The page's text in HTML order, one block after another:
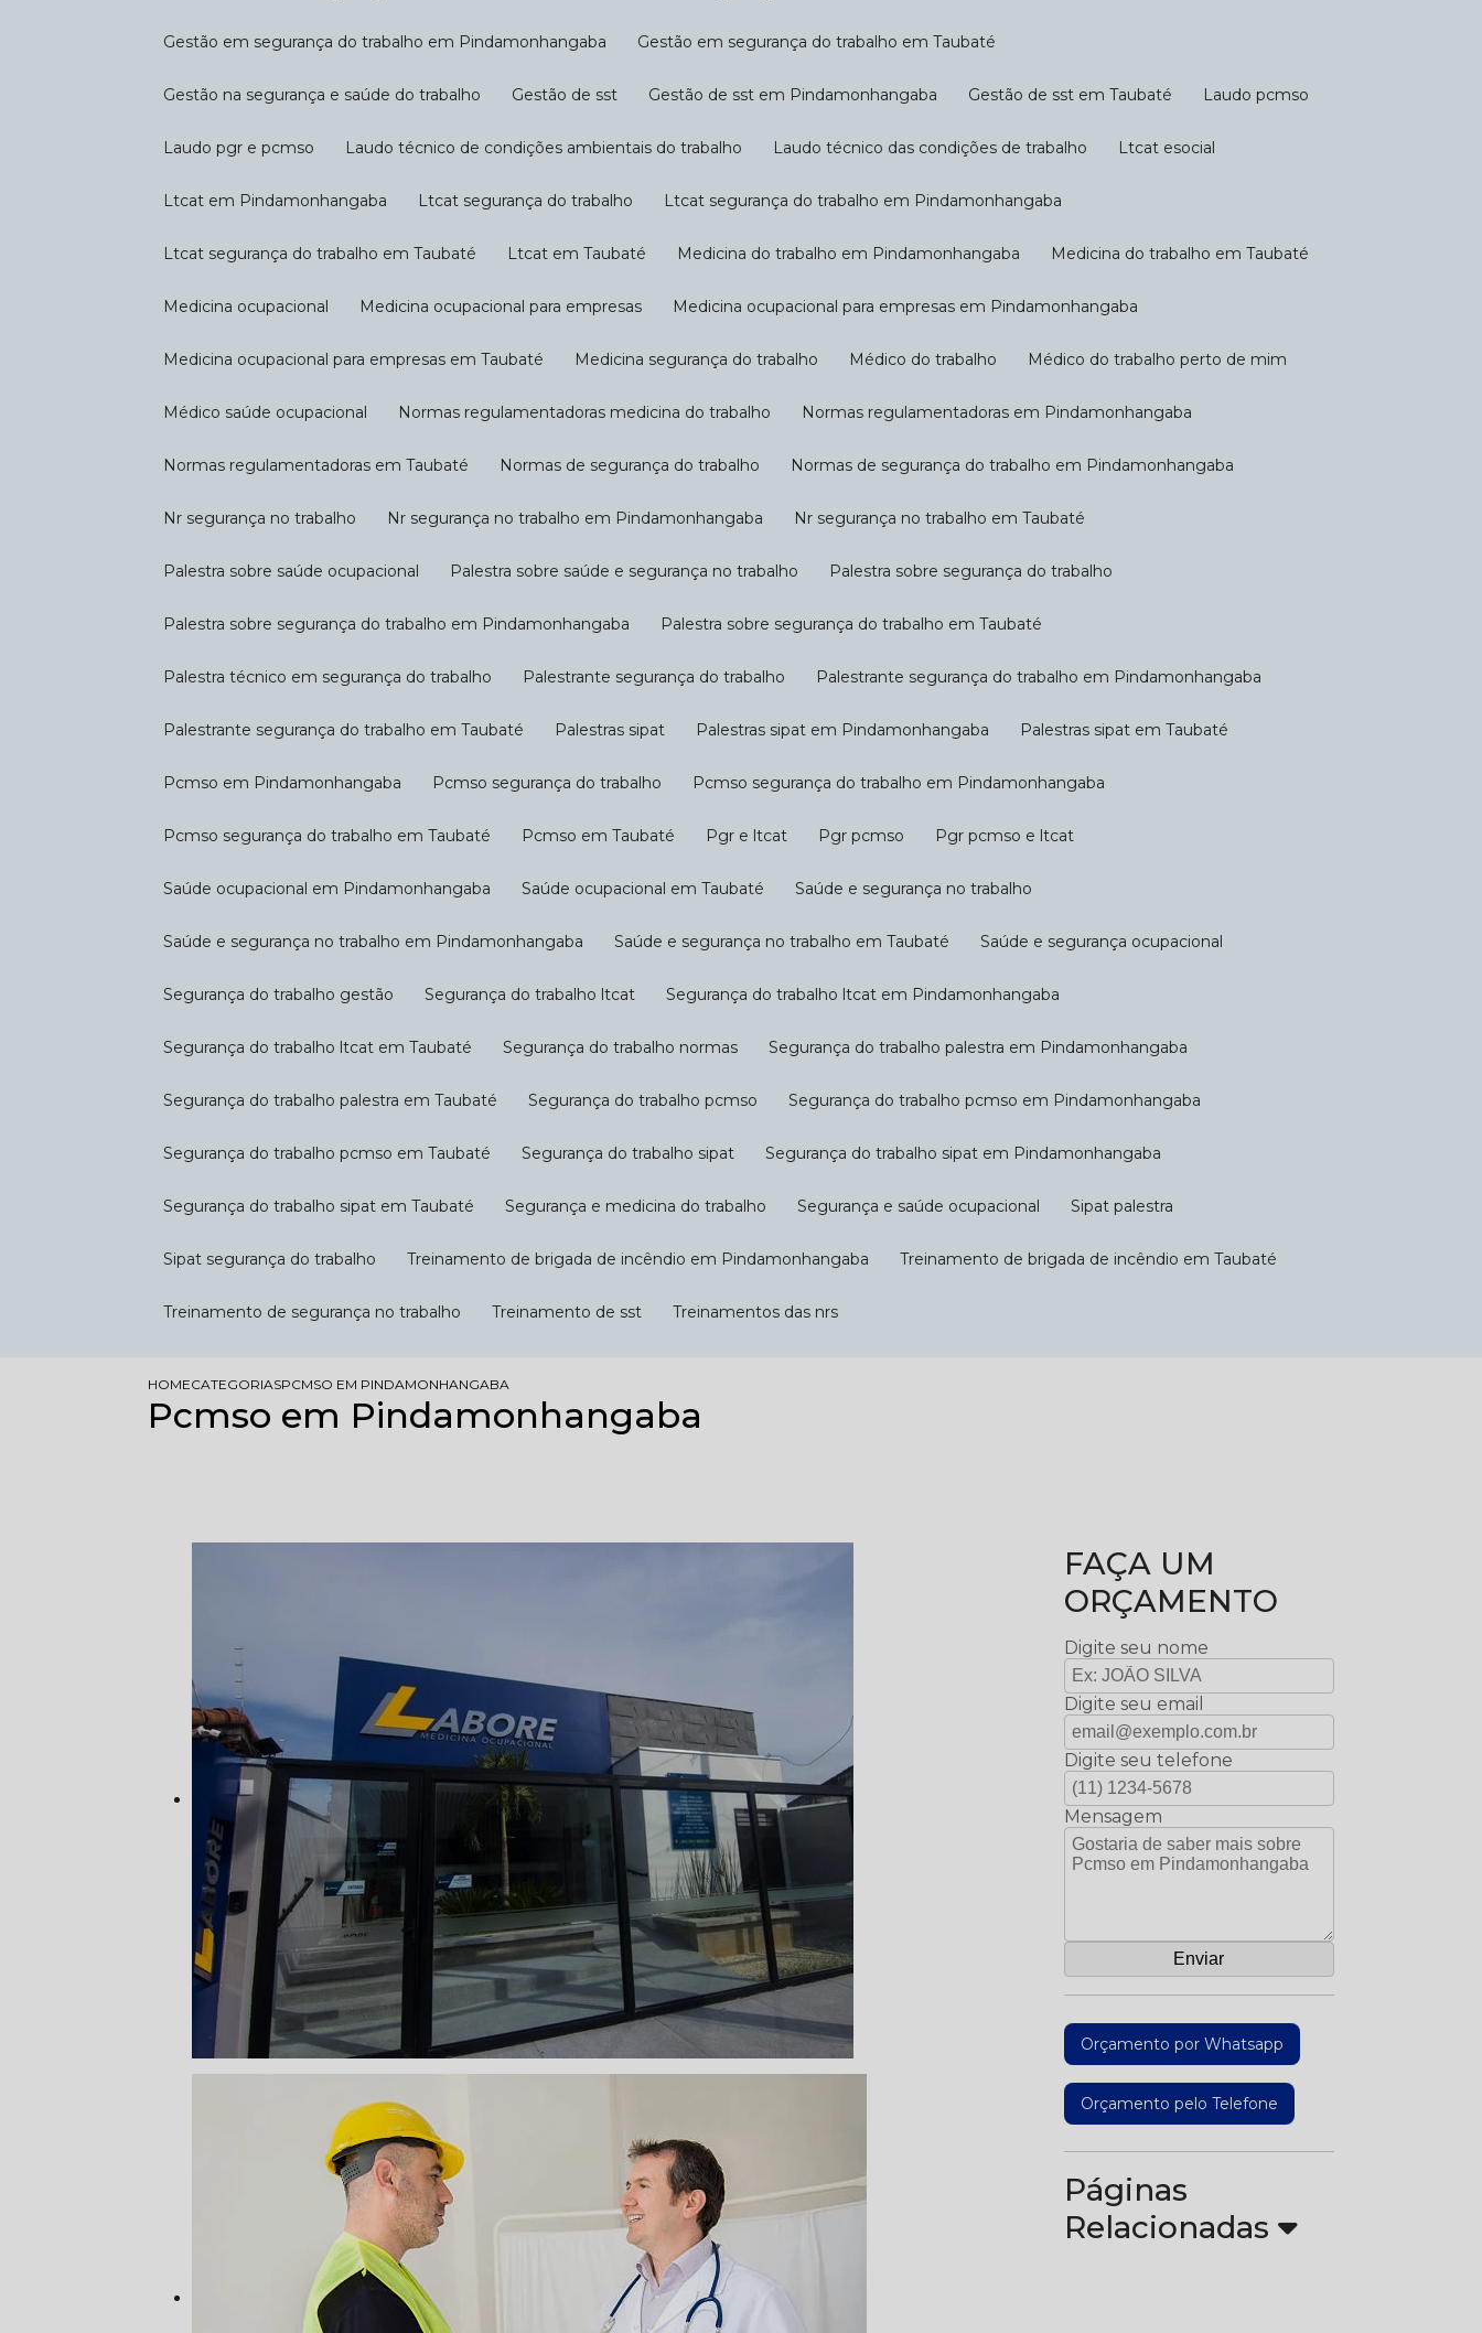
Gestão em segurança do trabalho em Pindamonhangaba Gestão em segurança do trabalho em Taubaté
Gestão na segurança e saúde do trabalho Gestão de sst Gestão de sst em Pindamonhangaba Gestão de sst em Taubaté Laudo pcmso
Laudo pgr e pcmso Laudo técnico de condições ambientais do trabalho Laudo técnico das condições de trabalho Ltcat esocial
Ltcat em Pindamonhangaba Ltcat segurança do trabalho Ltcat segurança do trabalho em Pindamonhangaba
Ltcat segurança do trabalho em Taubaté Ltcat em Taubaté Medicina do trabalho em Pindamonhangaba Medicina do trabalho em Taubaté
Medicina ocupacional Medicina ocupacional para empresas Medicina ocupacional para empresas em Pindamonhangaba
Medicina ocupacional para empresas em Taubaté Medicina segurança do trabalho Médico do trabalho Médico do trabalho perto de mim
Médico saúde ocupacional Normas regulamentadoras medicina do trabalho Normas regulamentadoras em Pindamonhangaba
Normas regulamentadoras em Taubaté Normas de segurança do trabalho Normas de segurança do trabalho em Pindamonhangaba
Nr segurança no trabalho Nr segurança no trabalho em Pindamonhangaba Nr segurança no trabalho em Taubaté
Palestra sobre saúde ocupacional Palestra sobre saúde e segurança no trabalho Palestra sobre segurança do trabalho
Palestra sobre segurança do trabalho em Pindamonhangaba Palestra sobre segurança do trabalho em Taubaté
Palestra técnico em segurança do trabalho Palestrante segurança do trabalho Palestrante segurança do trabalho em Pindamonhangaba
Palestrante segurança do trabalho em Taubaté Palestras sipat Palestras sipat em Pindamonhangaba Palestras sipat em Taubaté
Pcmso em Pindamonhangaba Pcmso segurança do trabalho Pcmso segurança do trabalho em Pindamonhangaba
Pcmso segurança do trabalho em Taubaté Pcmso em Taubaté Pgr e ltcat Pgr pcmso Pgr pcmso e ltcat
Saúde ocupacional em Pindamonhangaba Saúde ocupacional em Taubaté Saúde e segurança no trabalho
Saúde e segurança no trabalho em Pindamonhangaba Saúde e segurança no trabalho em Taubaté Saúde e segurança ocupacional
Segurança do trabalho gestão Segurança do trabalho ltcat Segurança do trabalho ltcat em Pindamonhangaba
Segurança do trabalho ltcat em Taubaté Segurança do trabalho normas Segurança do trabalho palestra em Pindamonhangaba
Segurança do trabalho palestra em Taubaté Segurança do trabalho pcmso Segurança do trabalho pcmso em Pindamonhangaba
Segurança do trabalho pcmso em Taubaté Segurança do trabalho sipat Segurança do trabalho sipat em Pindamonhangaba
Segurança do trabalho sipat em Taubaté Segurança e medicina do trabalho Segurança e saúde ocupacional Sipat palestra
Sipat segurança do trabalho Treinamento de brigada de incêndio em Pindamonhangaba Treinamento de brigada de incêndio em Taubaté
Treinamento de segurança no trabalho Treinamento de sst Treinamentos das nrs
HOMECATEGORIASPCMSO EM PINDAMONHANGABA
Pcmso em Pindamonhangaba
FAÇA UM
ORÇAMENTO
Digite seu nome
Digite seu email
Digite seu telefone
Mensagem
Orçamento por Whatsapp
Orçamento pelo Telefone
Páginas
Relacionadas